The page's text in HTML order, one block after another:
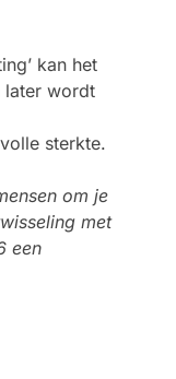
kan het
later wordt
sterkte.
om je
met
een